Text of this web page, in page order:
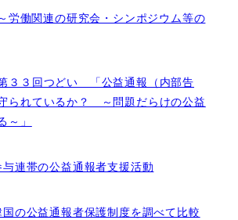
労働関連の研究会・シンポジウム等の
３３回つどい 「公益通報（内部告
られているか？ ～問題だらけの公益
～」
連帯の公益通報者支援活動
の公益通報者保護制度を調べて比較